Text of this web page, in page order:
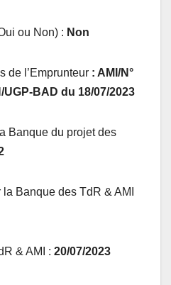
ou Non) : Non
de l’Emprunteur : AMI/N°
BAD du 18/07/2023
Banque du projet des
Banque des TdR & AMI
& AMI : 20/07/2023